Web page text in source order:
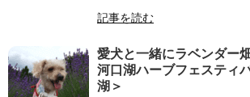
記事を読む
愛犬と一緒にラベンダー
河口湖ハーブフェスティ
湖＞